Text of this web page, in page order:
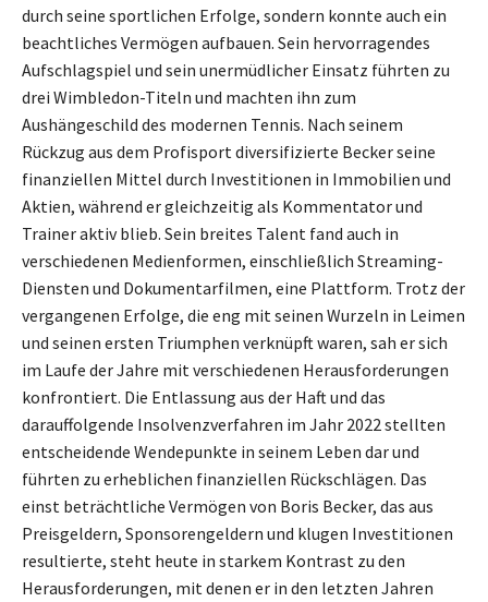
durch seine sportlichen Erfolge, sondern konnte auch ein
beachtliches Vermögen aufbauen. Sein hervorragendes
Aufschlagspiel und sein unermüdlicher Einsatz führten zu
drei Wimbledon-Titeln und machten ihn zum
Aushängeschild des modernen Tennis. Nach seinem
Rückzug aus dem Profisport diversifizierte Becker seine
finanziellen Mittel durch Investitionen in Immobilien und
Aktien, während er gleichzeitig als Kommentator und
Trainer aktiv blieb. Sein breites Talent fand auch in
verschiedenen Medienformen, einschließlich Streaming-
Diensten und Dokumentarfilmen, eine Plattform. Trotz der
vergangenen Erfolge, die eng mit seinen Wurzeln in Leimen
und seinen ersten Triumphen verknüpft waren, sah er sich
im Laufe der Jahre mit verschiedenen Herausforderungen
konfrontiert. Die Entlassung aus der Haft und das
darauffolgende Insolvenzverfahren im Jahr 2022 stellten
entscheidende Wendepunkte in seinem Leben dar und
führten zu erheblichen finanziellen Rückschlägen. Das
einst beträchtliche Vermögen von Boris Becker, das aus
Preisgeldern, Sponsorengeldern und klugen Investitionen
resultierte, steht heute in starkem Kontrast zu den
Herausforderungen, mit denen er in den letzten Jahren